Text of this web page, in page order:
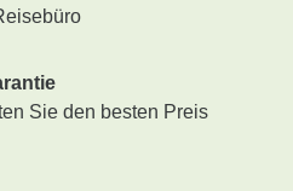
Sie den besten Preis